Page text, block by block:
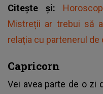
Citește și:
Mistreții ar trebui să
relația cu partenerul de
Capricorn
Vei avea parte de o zi